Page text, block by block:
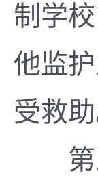
制学
他监
受救助
第三